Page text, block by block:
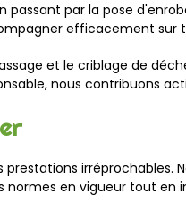
par la pose
efficacement sur
et le criblage de
nous contribuons
en vigueur tout